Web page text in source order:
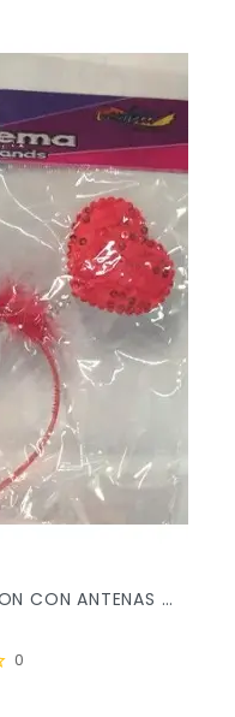
DIADEMA CONFETTI CORAZON CON ANTENAS C/1PZ X/12
0